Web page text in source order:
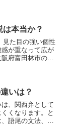
は本当か？
見た目の強い個性
が重なって広が
府富田林市の超
...いは？
、関西弁として
くなります。と
語尾の文法、ア